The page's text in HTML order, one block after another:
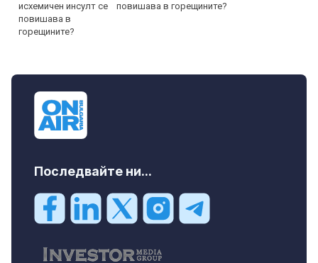
повишава в горещините?
Последвайте ни...